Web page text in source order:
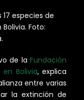
especies de
Foto:
de la Fundación
Bolivia, explica
entre varias
la extinción de